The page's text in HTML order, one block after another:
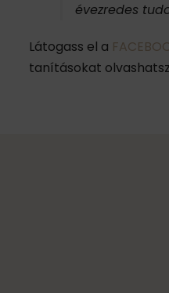
évezredes
Látogass el a
tanításokat